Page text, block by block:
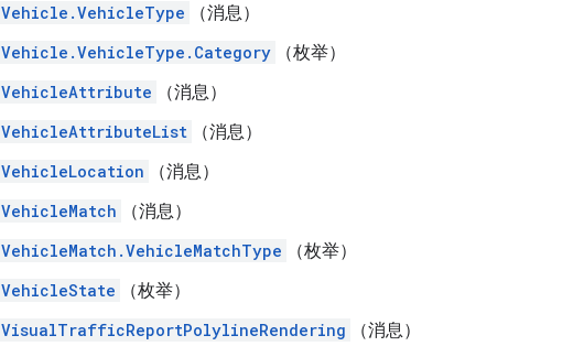
Vehicle.VehicleType
（消息）
Vehicle.VehicleType.Category
（枚举）
VehicleAttribute
（消息）
VehicleAttributeList
（消息）
VehicleLocation
（消息）
VehicleMatch
（消息）
VehicleMatch.VehicleMatchType
（枚举）
VehicleState
（枚举）
VisualTrafficReportPolylineRendering
（消息）